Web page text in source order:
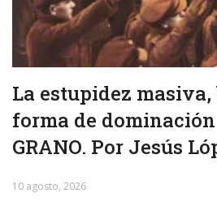
La estupidez masiva,
forma de
GRANO. Por Jesús
10 agosto, 2026